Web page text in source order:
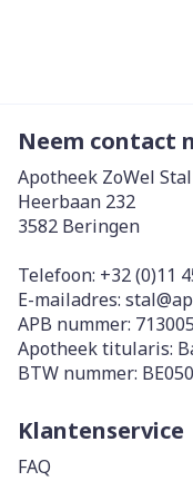
Neem contact
Apotheek ZoWel
Heerbaan 232
3582 Beringen
Telefoon: +32 (0)11
E-mailadres: stal@
APB nummer: 713005
Apotheek titularis:
BTW nummer:
Klantenservice
FAQ